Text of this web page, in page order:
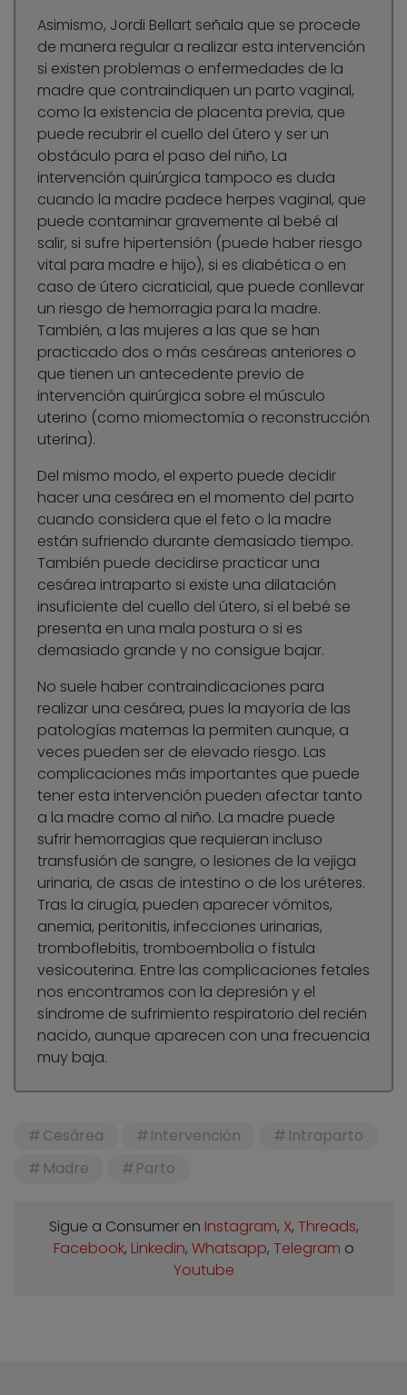
Asimismo, Jordi Bellart señala que se procede
de manera regular a realizar esta intervención
si existen problemas o enfermedades de la
madre que contraindiquen un parto vaginal,
como la existencia de placenta previa, que
puede recubrir el cuello del útero y ser un
obstáculo para el paso del niño, La
intervención quirúrgica tampoco es duda
cuando la madre padece herpes vaginal, que
puede contaminar gravemente al bebé al
salir, si sufre hipertensión (puede haber riesgo
vital para madre e hijo), si es diabética o en
caso de útero cicraticial, que puede conllevar
un riesgo de hemorragia para la madre.
También, a las mujeres a las que se han
practicado dos o más cesáreas anteriores o
que tienen un antecedente previo de
intervención quirúrgica sobre el músculo
uterino (como miomectomía o reconstrucción
uterina).
Del mismo modo, el experto puede decidir
hacer una cesárea en el momento del parto
cuando considera que el feto o la madre
están sufriendo durante demasiado tiempo.
También puede decidirse practicar una
cesárea intraparto si existe una dilatación
insuficiente del cuello del útero, si el bebé se
presenta en una mala postura o si es
demasiado grande y no consigue bajar.
No suele haber contraindicaciones para
realizar una cesárea, pues la mayoría de las
patologías maternas la permiten aunque, a
veces pueden ser de elevado riesgo. Las
complicaciones más importantes que puede
tener esta intervención pueden afectar tanto
a la madre como al niño. La madre puede
sufrir hemorragias que requieran incluso
transfusión de sangre, o lesiones de la vejiga
urinaria, de asas de intestino o de los uréteres.
Tras la cirugía, pueden aparecer vómitos,
anemia, peritonitis, infecciones urinarias,
tromboflebitis, tromboembolia o fístula
vesicouterina. Entre las complicaciones fetales
nos encontramos con la depresión y el
síndrome de sufrimiento respiratorio del recién
nacido, aunque aparecen con una frecuencia
muy baja.
Cesárea Intervención
Intraparto
Madre
Parto
Sigue a Consumer en Instagram, X, Threads,
Facebook, Linkedin, Whatsapp, Telegram o
Youtube